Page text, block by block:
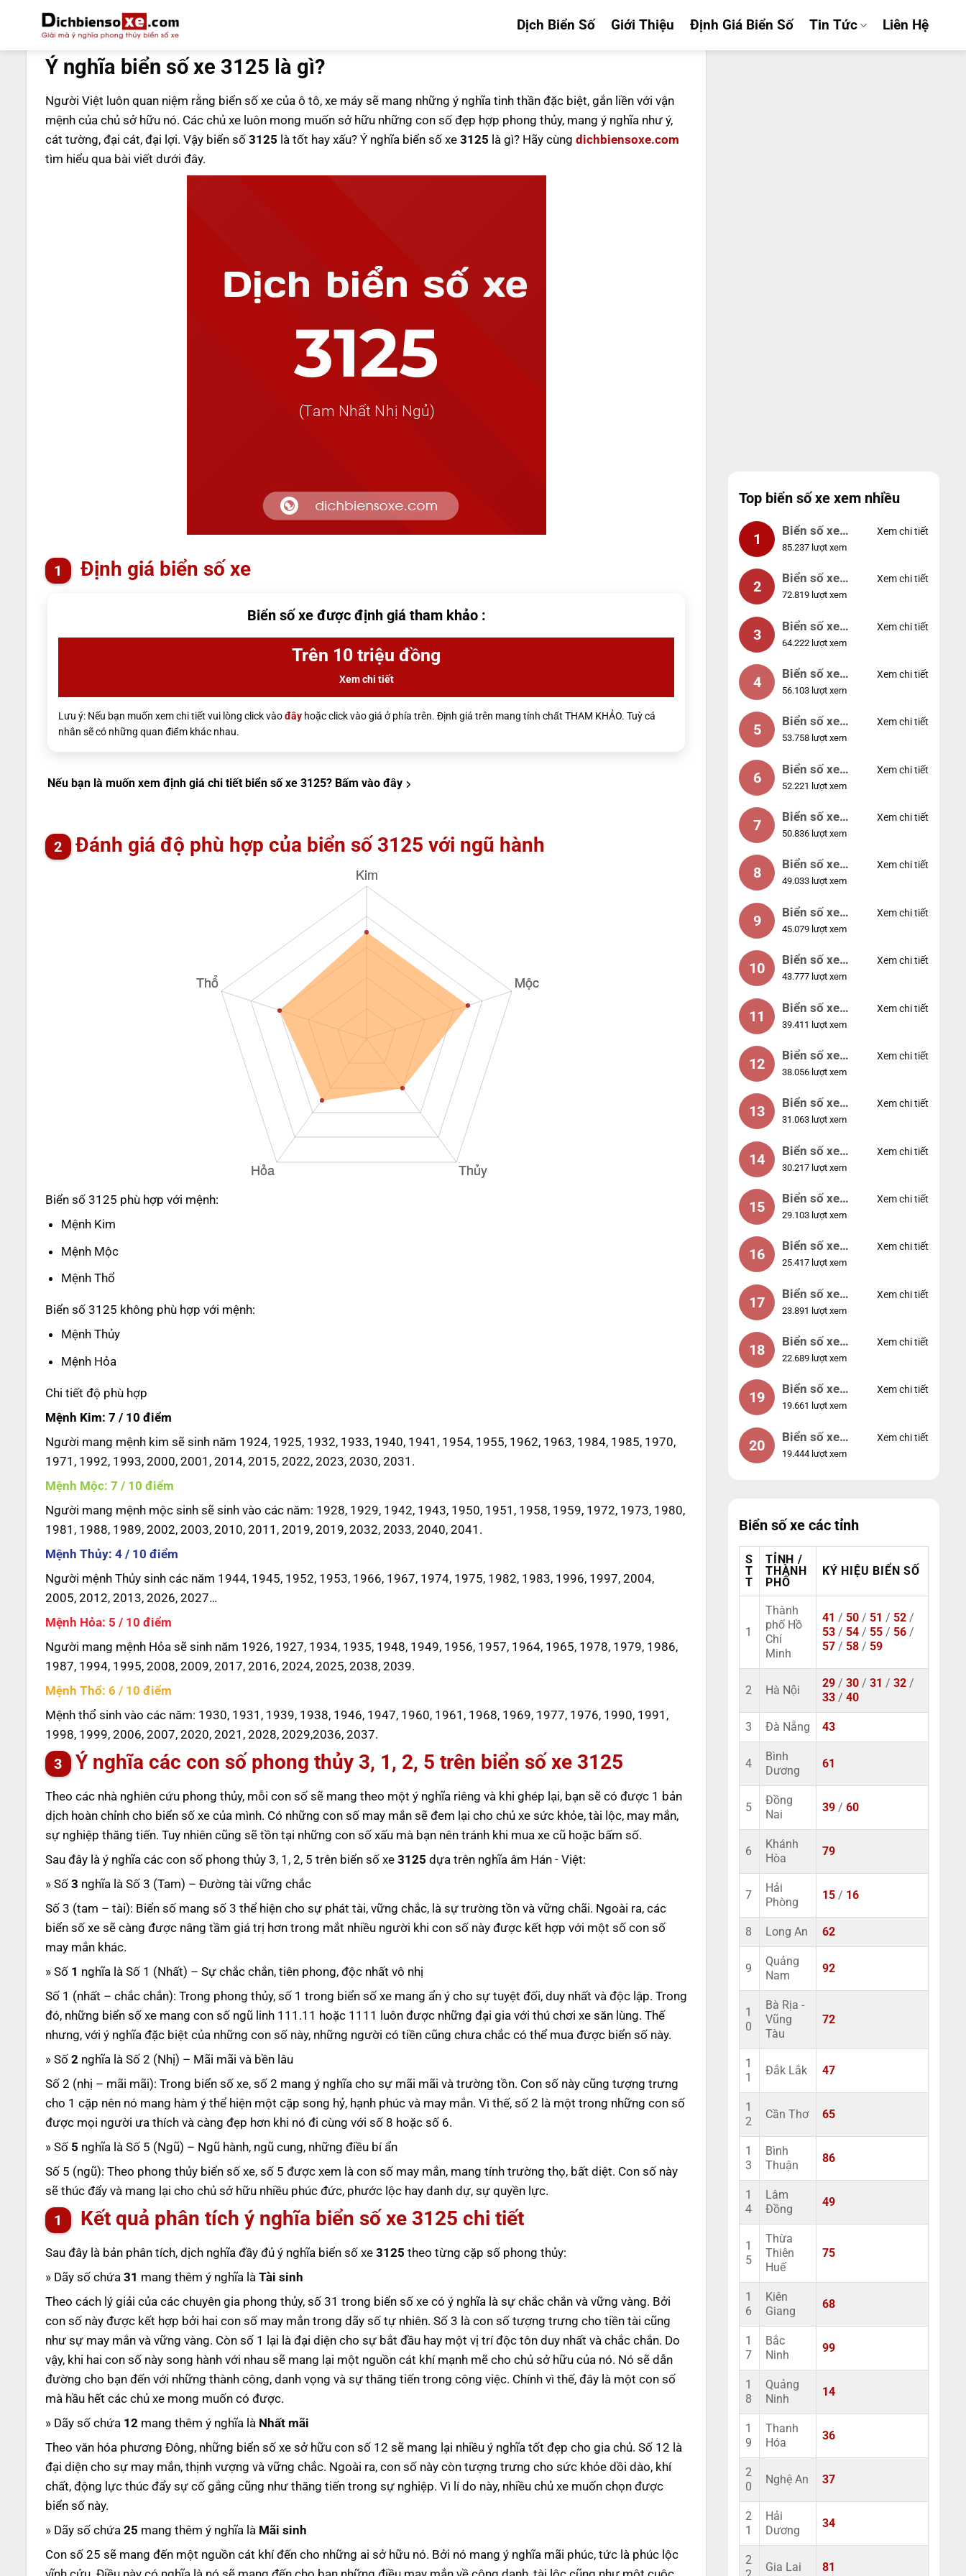
nội
Dịch Biển Số Giới Thiệu Định Giá Biển Số Tin Tức Liên Hệ
Ý nghĩa biển số xe 3125 là gì?
Người Việt luôn quan niệm rằng biển số xe của ô tô, xe máy sẽ mang những ý nghĩa tinh thần đặc biệt, gắn liền với vận
mệnh của chủ sở hữu nó. Các chủ xe luôn mong muốn sở hữu những con số đẹp hợp phong thủy, mang ý nghĩa như ý,
cát tường, đại cát, đại lợi. Vậy biển số 3125 là tốt hay xấu? Ý nghĩa biển số xe 3125 là gì? Hãy cùng dichbiensoxe.com
tìm hiểu qua bài viết dưới đây.
Định giá biển số xe
Biển số xe được định giá tham khảo :
Trên 10 triệu đồng
Xem chi tiết
Lưu ý: Nếu bạn muốn xem chi tiết vui lòng click vàođâyhoặc click vào giá ở phía trên. Định giá trên mang tính chất THAM KHẢO. Tuỳ cá
nhân sẽ có những quan điểm khác nhau.
Nếu bạn là muốn xem định giá chi tiết biển số xe 3125?Bấm vào đây
Đánh giá độ phù hợp của biển số 3125 với ngũ hành
Biển số 3125 phù hợp với mệnh:
Mệnh Kim
Mệnh Mộc
Mệnh Thổ
Biển số 3125 không phù hợp với mệnh:
Mệnh Thủy
Mệnh Hỏa
Chi tiết độ phù hợp
Mệnh Kim: 7 / 10 điểm
Người mang mệnh kim sẽ sinh năm 1924, 1925, 1932, 1933, 1940, 1941, 1954, 1955, 1962, 1963, 1984, 1985, 1970,
1971, 1992, 1993, 2000, 2001, 2014, 2015, 2022, 2023, 2030, 2031.
Mệnh Mộc: 7 / 10 điểm
Người mang mệnh mộc sinh sẽ sinh vào các năm: 1928, 1929, 1942, 1943, 1950, 1951, 1958, 1959, 1972, 1973, 1980,
1981, 1988, 1989, 2002, 2003, 2010, 2011, 2019, 2019, 2032, 2033, 2040, 2041.
Mệnh Thủy: 4 / 10 điểm
Người mệnh Thủy sinh các năm 1944, 1945, 1952, 1953, 1966, 1967, 1974, 1975, 1982, 1983, 1996, 1997, 2004,
2005, 2012, 2013, 2026, 2027…
Mệnh Hỏa: 5 / 10 điểm
Người mang mệnh Hỏa sẽ sinh năm 1926, 1927, 1934, 1935, 1948, 1949, 1956, 1957, 1964, 1965, 1978, 1979, 1986,
1987, 1994, 1995, 2008, 2009, 2017, 2016, 2024, 2025, 2038, 2039.
Mệnh Thổ: 6 / 10 điểm
Mệnh thổ sinh vào các năm: 1930, 1931, 1939, 1938, 1946, 1947, 1960, 1961, 1968, 1969, 1977, 1976, 1990, 1991,
1998, 1999, 2006, 2007, 2020, 2021, 2028, 2029,2036, 2037.
Ý nghĩa các con số phong thủy 3, 1, 2, 5 trên biển số xe 3125
Theo các nhà nghiên cứu phong thủy, mỗi con số sẽ mang theo một ý nghĩa riêng và khi ghép lại, bạn sẽ có được 1 bản
dịch hoàn chỉnh cho biển số xe của mình. Có những con số may mắn sẽ đem lại cho chủ xe sức khỏe, tài lộc, may mắn,
sự nghiệp thăng tiến. Tuy nhiên cũng sẽ tồn tại những con số xấu mà bạn nên tránh khi mua xe cũ hoặc bấm số.
Sau đây là ý nghĩa các con số phong thủy 3, 1, 2, 5 trên biển số xe 3125 dựa trên nghĩa âm Hán - Việt:
» Số 3 nghĩa là Số 3 (Tam) – Đường tài vững chắc
Số 3 (tam – tài): Biển số mang số 3 thể hiện cho sự phát tài, vững chắc, là sự trường tồn và vững chãi. Ngoài ra, các
biển số xe sẽ càng được nâng tầm giá trị hơn trong mắt nhiều người khi con số này được kết hợp với một số con số
may mắn khác.
» Số 1 nghĩa là Số 1 (Nhất) – Sự chắc chắn, tiên phong, độc nhất vô nhị
Số 1 (nhất – chắc chắn): Trong phong thủy, số 1 trong biển số xe mang ẩn ý cho sự tuyệt đối, duy nhất và độc lập. Trong
đó, những biển số xe mang con số ngũ linh 111.11 hoặc 1111 luôn được những đại gia với thú chơi xe săn lùng. Thế
nhưng, với ý nghĩa đặc biệt của những con số này, những người có tiền cũng chưa chắc có thể mua được biển số này.
» Số 2 nghĩa là Số 2 (Nhị) – Mãi mãi và bền lâu
Số 2 (nhị – mãi mãi): Trong biển số xe, số 2 mang ý nghĩa cho sự mãi mãi và trường tồn. Con số này cũng tượng trưng
cho 1 cặp nên nó mang hàm ý thể hiện một cặp song hỷ, hạnh phúc và may mắn. Vì thế, số 2 là một trong những con số
được mọi người ưa thích và càng đẹp hơn khi nó đi cùng với số 8 hoặc số 6.
» Số 5 nghĩa là Số 5 (Ngũ) – Ngũ hành, ngũ cung, những điều bí ẩn
Số 5 (ngũ): Theo phong thủy biển số xe, số 5 được xem là con số may mắn, mang tính trường thọ, bất diệt. Con số này
sẽ thúc đẩy và mang lại cho chủ sở hữu nhiều phúc đức, phước lộc hay danh dự, sự quyền lực.
Kết quả phân tích ý nghĩa biển số xe 3125 chi tiết
Sau đây là bản phân tích, dịch nghĩa đầy đủ ý nghĩa biển số xe 3125 theo từng cặp số phong thủy:
» Dãy số chứa 31 mang thêm ý nghĩa là Tài sinh
Theo cách lý giải của các chuyên gia phong thủy, số 31 trong biển số xe có ý nghĩa là sự chắc chắn và vững vàng. Bởi
con số này được kết hợp bởi hai con số may mắn trong dãy số tự nhiên. Số 3 là con số tượng trưng cho tiền tài cũng
như sự may mắn và vững vàng. Còn số 1 lại là đại diện cho sự bắt đầu hay một vị trí độc tôn duy nhất và chắc chắn. Do
vậy, khi hai con số này song hành với nhau sẽ mang lại một nguồn cát khí mạnh mẽ cho chủ sở hữu của nó. Nó sẽ dẫn
đường cho bạn đến với những thành công, danh vọng và sự thăng tiến trong công việc. Chính vì thế, đây là một con số
mà hầu hết các chủ xe mong muốn có được.
» Dãy số chứa 12 mang thêm ý nghĩa là Nhất mãi
Theo văn hóa phương Đông, những biển số xe sở hữu con số 12 sẽ mang lại nhiều ý nghĩa tốt đẹp cho gia chủ. Số 12 là
đại diện cho sự may mắn, thịnh vượng và vững chắc. Ngoài ra, con số này còn tượng trưng cho sức khỏe dồi dào, khí
chất, động lực thúc đẩy sự cố gắng cũng như thăng tiến trong sự nghiệp. Vì lí do này, nhiều chủ xe muốn chọn được
biển số này.
» Dãy số chứa 25 mang thêm ý nghĩa là Mãi sinh
Con số 25 sẽ mang đến một nguồn cát khí đến cho những ai sở hữu nó. Bởi nó mang ý nghĩa mãi phúc, tức là phúc lộc
Top biển số xe xem nhiều
1
Biển số xe
99999
85.237 lượt xem
Xem chi tiết
2
Biển số xe
04953
72.819 lượt xem
Xem chi tiết
3
Biển số xe
88888
64.222 lượt xem
Xem chi tiết
4
Biển số xe
12345
56.103 lượt xem
Xem chi tiết
5
Biển số xe
66666
53.758 lượt xem
Xem chi tiết
6
Biển số xe
11111
52.221 lượt xem
Xem chi tiết
7
Biển số xe
44444
50.836 lượt xem
Xem chi tiết
8
Biển số xe
77777
49.033 lượt xem
Xem chi tiết
9
Biển số xe
55555
45.079 lượt xem
Xem chi tiết
10
Biển số xe
56789
43.777 lượt xem
Xem chi tiết
11
Biển số xe
01234
39.411 lượt xem
Xem chi tiết
12
Biển số xe
33333
38.056 lượt xem
Xem chi tiết
13
Biển số xe
22222
31.063 lượt xem
Xem chi tiết
14
Biển số xe
14953
30.217 lượt xem
Xem chi tiết
15
Biển số xe
24953
29.103 lượt xem
Xem chi tiết
16
Biển số xe
49053
25.417 lượt xem
Xem chi tiết
17
Biển số xe
44953
23.891 lượt xem
Xem chi tiết
18
Biển số xe
74953
22.689 lượt xem
Xem chi tiết
19
Biển số xe
99998
19.661 lượt xem
Xem chi tiết
20
Biển số xe
25525
19.444 lượt xem
Xem chi tiết
Biển số xe các tỉnh
S
T
T
TỈNH /
THÀNH
PHỐ
KÝ HIỆU BIỂN SỐ
1
Thành
phố Hồ
Chí
Minh
41 / 50 / 51 / 52 /
53 / 54 / 55 / 56 /
57 / 58 / 59
2 Hà Nội
29 / 30 / 31 / 32 /
33 / 40
3 Đà Nẵng 43
4
Bình
Dương
61
5
Đồng
Nai
39 / 60
6
Khánh
Hòa
79
7
Hải
Phòng
15 / 16
8 Long An 62
9
Quảng
Nam
92
1
0
Bà Rịa -
Vũng
Tàu
72
1
1
Đắk Lắk 47
1
2
Cần Thơ 65
1
3
Bình
Thuận
86
1
4
Lâm
Đồng
49
1
5
Thừa
Thiên
Huế
75
1
6
Kiên
Giang
68
1
7
Bắc
Ninh
99
1
8
Quảng
Ninh
14
1
9
Thanh
Hóa
36
2
0
Nghệ An 37
2
1
Hải
Dương
34
2
Gia Lai 81